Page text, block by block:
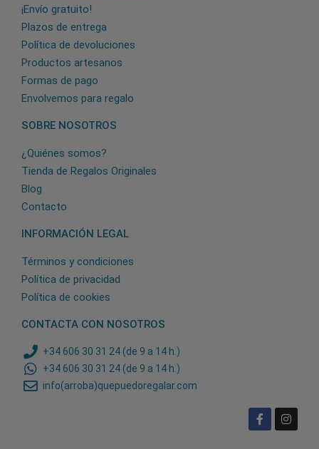
¡Envío gratuito!
Plazos de entrega
Política de devoluciones
Productos artesanos
Formas de pago
Envolvemos para regalo
SOBRE NOSOTROS
¿Quiénes somos?
Tienda de Regalos Originales
Blog
Contacto
INFORMACIÓN LEGAL
Términos y condiciones
Política de privacidad
Política de cookies
CONTACTA CON NOSOTROS
+34 606 30 31 24 (de 9 a 14 h.)
+34 606 30 31 24 (de 9 a 14 h.)
info(arroba)quepuedoregalar.com